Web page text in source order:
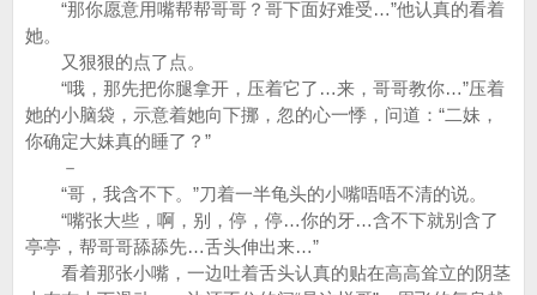
“那你愿意用嘴帮帮哥哥？哥下面好难受…”他认真的看着
她。
又狠狠的点了点。
“哦，那先把你腿拿开，压着它了…来，哥哥教你…”压着
她的小脑袋，示意着她向下挪，忽的心一悸，问道：“二妹，
你确定大妹真的睡了？”
－
“哥，我含不下。”刀着一半龟头的小嘴唔唔不清的说。
“嘴张大些，啊，别，停，停…你的牙…含不下就别含了
亭亭，帮哥哥舔舔先…舌头伸出来…”
看着那张小嘴，一边吐着舌头认真的贴在高高耸立的阴茎